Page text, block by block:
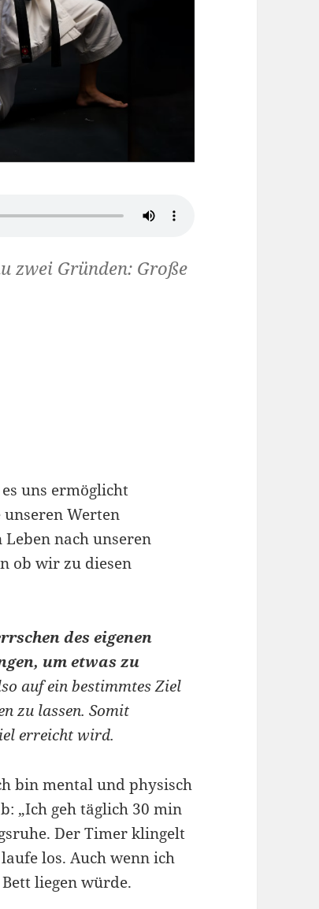
zwei Gründen: Große
uns ermöglicht
Werten
nach unseren
ob wir zu diesen
des eigenen
um etwas zu
auf ein bestimmtes Ziel
zu lassen. Somit
erreicht wird.
bin mental und physisch
„Ich geh täglich 30 min
Der Timer klingelt
los. Auch wenn ich
liegen würde.